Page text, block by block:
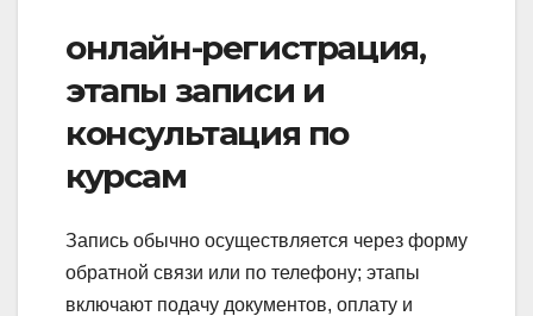
онлайн-регистрация,
этапы записи и
консультация по
курсам
Запись обычно осуществляется через форму
обратной связи или по телефону; этапы
включают подачу документов, оплату и